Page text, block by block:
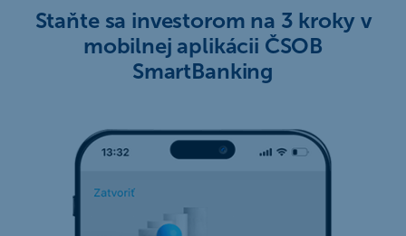
Staňte sa investorom na 3 kroky v
mobilnej aplikácii ČSOB
SmartBanking